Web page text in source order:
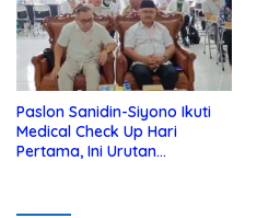
Paslon Sanidin-Siyono Ikuti
Medical Check Up Hari
Pertama, Ini Urutan